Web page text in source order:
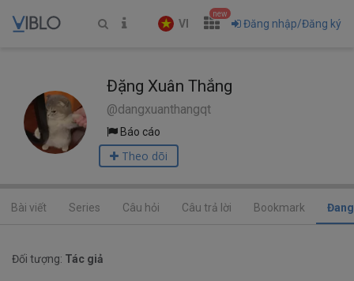
VI
new
Đăng nhập/Đăng ký
Đặng Xuân Thắng
@dangxuanthangqt
Báo cáo
Theo dõi
Bài viết Series Câu hỏi Câu trả lời Bookmark
Đối tượng: Tác giả